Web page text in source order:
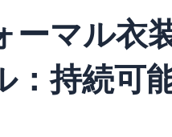
マル衣
持続可